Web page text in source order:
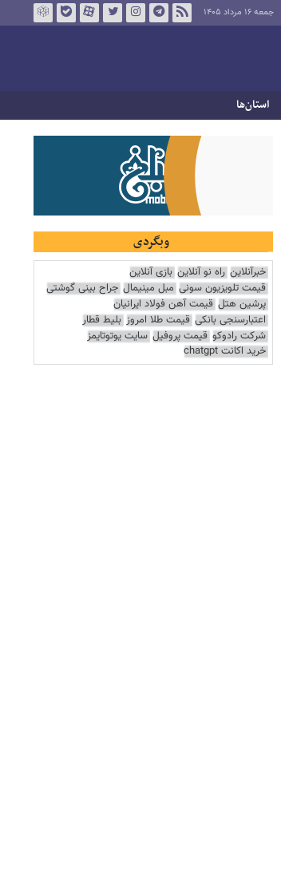
جمعه ۱۶ مرداد ۱۴۰۵
استان‌ها
وبگردی
خبرآنلاین راه نو آنلاین بازی آنلاین
قیمت تلویزیون سونی مبل مینیمال جراح بینی گوشتی
پرشین هتل قیمت آهن فولاد ایرانیان
اعتبارسنجی بانکی قیمت طلا امروز بلیط قطار
شرکت رادوکو قیمت پروفیل سایت یوتوتایمز
خرید اکانت chatgpt